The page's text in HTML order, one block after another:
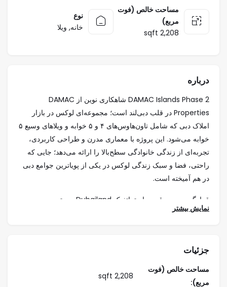
مساحت خالص (فوت
مربع)
2,208 sqft
نوع
خانه, ویلا
درباره
DAMAC Islands Phase 2 شاهکاری نوین از DAMAC
Properties در قلب دبی‌لند است؛ مجموعه‌ای لوکس در بازار
املاک دبی که شامل تاون‌هاوس‌های ۴ و ۵ خوابه و ویلاهای وسیع ۵
خوابه می‌شود. این پروژه با معماری مدرن و طراحی کاربردی،
تجربه‌ای از زندگی خانوادگی سطح‌بالا را ارائه می‌دهد؛ جایی که
راحتی، فضا و سبک زندگی لوکس در یکی از پویاترین جوامع دبی
در هم آمیخته است.
قرارگیری در موقعیت استراتژیک Dubailand، دسترسی سریع به
پتانسیل بالای سرمایه‌گذاری، یکی از پرتقاضاترین پروژه‌های امروز
بازار املاک دبی به شمار می‌رود.
نمایش بیشتر
جزئیات
مساحت خالص (فوت
مربع):
2,208 sqft